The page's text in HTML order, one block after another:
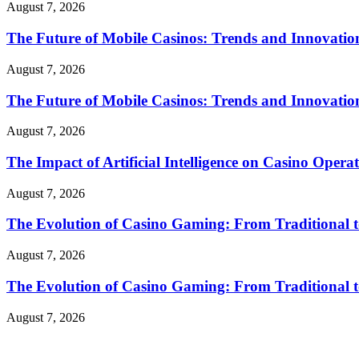
August 7, 2026
The Future of Mobile Casinos: Trends and
August 7, 2026
The Future of Mobile Casinos: Trends and
August 7, 2026
The Impact of Artificial Intelligence on Casino
August 7, 2026
The Evolution of Casino Gaming: From Traditional
August 7, 2026
The Evolution of Casino Gaming: From Traditional
August 7, 2026